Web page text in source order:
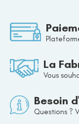
La
Vous
Besoin
Questions ?